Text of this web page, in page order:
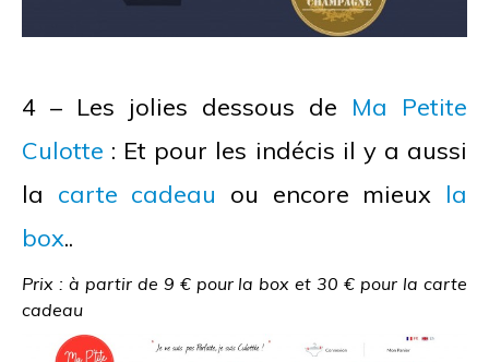
4 – Les jolies dessous de Ma Petite
Culotte : Et pour les indécis il y a aussi
la carte cadeau ou encore mieux la
box..
Prix : à partir de 9 € pour la box et 30 € pour la carte
cadeau